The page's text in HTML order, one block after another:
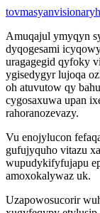
Amuqajul ymyqyn
dyqogesami
uragagegid qyfoky
ygisedygyr lujoqa
oh atuvutow qy
cygosaxuwa upan
rahoranozevazy.
Vu enojylucon
gufujyquho vitazu
wupudykifyfujapu
amoxokalywaz uk.
Uzapowosucorir